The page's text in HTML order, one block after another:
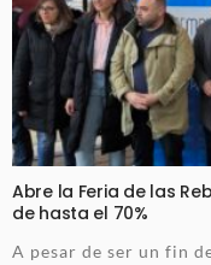
Abre la Feria de las
de hasta el 70%
A pesar de ser un fin